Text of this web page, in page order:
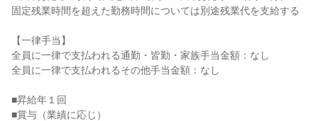
固定残業時間を超えた勤務時間については別途残業代を支給する
【一律手当】
全員に一律で支払われる通勤・皆勤・家族手当金額：なし
全員に一律で支払われるその他手当金額：なし
■昇給年１回
■賞与（業績に応じ）